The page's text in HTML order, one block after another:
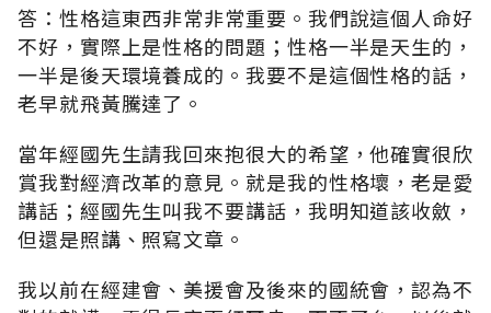
答：性格這東西非常非常重要。我們說這個人命好
不好，實際上是性格的問題；性格一半是天生的，
一半是後天環境養成的。我要不是這個性格的話，
老早就飛黃騰達了。
當年經國先生請我回來抱很大的希望，他確實很欣
賞我對經濟改革的意見。就是我的性格壞，老是愛
講話；經國先生叫我不要講話，我明知道該收斂，
但還是照講、照寫文章。
我以前在經建會、美援會及後來的國統會，認為不